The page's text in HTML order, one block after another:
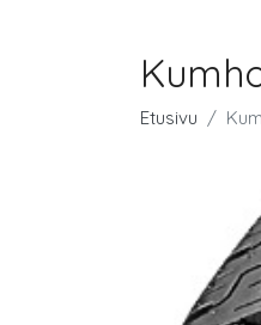
Etusivu